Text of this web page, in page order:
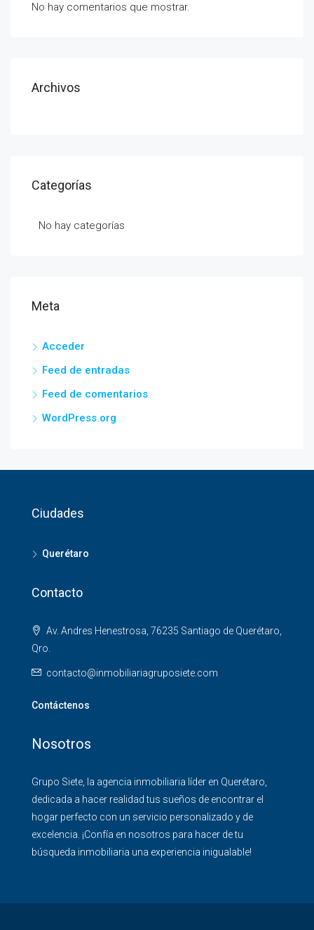
No hay comentarios que mostrar.
Archivos
Categorías
No hay categorías
Meta
Acceder
Feed de entradas
Feed de comentarios
WordPress.org
Ciudades
Querétaro
Contacto
Av. Andres Henestrosa, 76235 Santiago de Querétaro,
Qro.
contacto@inmobiliariagruposiete.com
Contáctenos
Nosotros
Grupo Siete, la agencia inmobiliaria líder en Querétaro,
dedicada a hacer realidad tus sueños de encontrar el
hogar perfecto con un servicio personalizado y de
excelencia. ¡Confía en nosotros para hacer de tu
búsqueda inmobiliaria una experiencia inigualable!